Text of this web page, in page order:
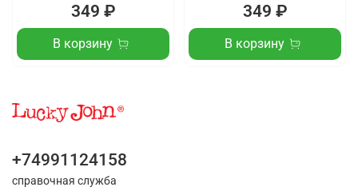
349 ₽
В корзину
349 ₽
В корзину
+74991124158
справочная служба